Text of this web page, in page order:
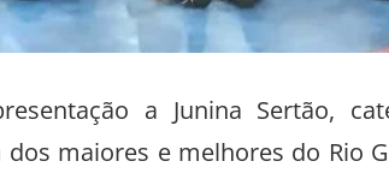
a Junina Sertão,
maiores e melhores do Rio